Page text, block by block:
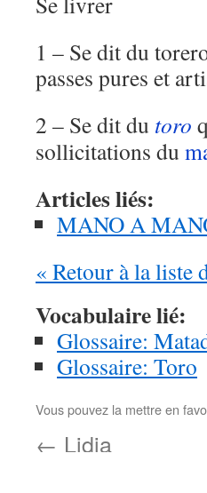
1 – Se dit du
passes pures et
2 – Se dit du toro
sollicitations du
Articles liés:
MANO A
« Retour à la liste
Vocabulaire lié:
Glossaire:
Glossaire: Toro
Vous pouvez la mettre en
← Lidia